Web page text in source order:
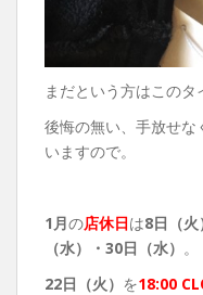
まだという方はこのタ
後悔の無い、手放せな
いますので。
1月の店休日は8日（
（水）・30日（水） 。
22日（火） を18:00